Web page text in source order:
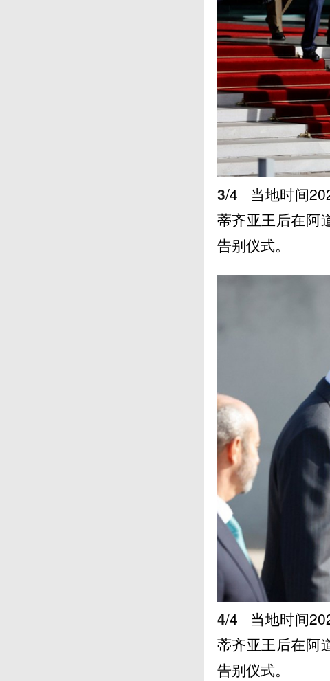
3/4
当地时间
蒂齐亚王后在阿
告别仪式。
4/4
当地时间
蒂齐亚王后在阿
告别仪式。